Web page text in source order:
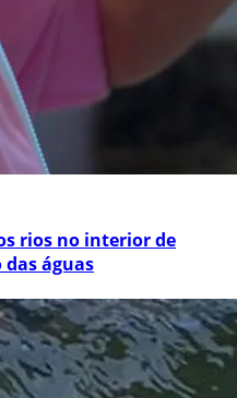
rios no interior de
águas